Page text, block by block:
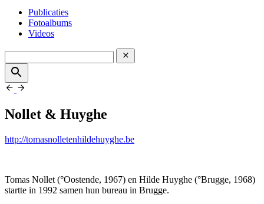
Publicaties
Fotoalbums
Videos
Nollet & Huyghe
http://tomasnolletenhildehuyghe.be
Tomas Nollet (°Oostende, 1967) en Hilde Huyghe (°Brugge, 1968)
startte in 1992 samen hun bureau in Brugge.